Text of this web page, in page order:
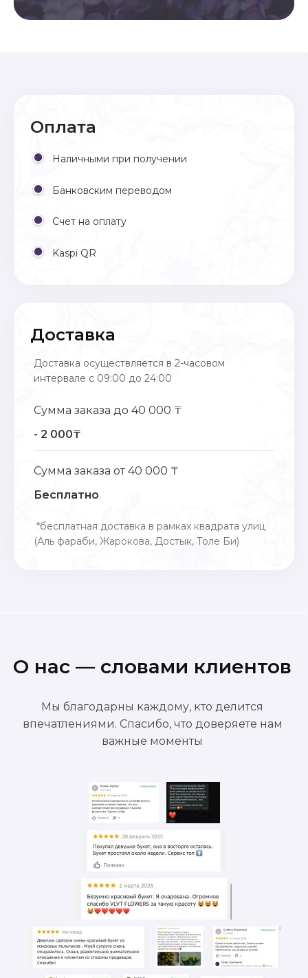
Оплата
Наличными при получении
Банковским переводом
Счет на оплату
Kaspi QR
Доставка
Доставка осуществляется в 2-часовом
интервале с 09:00 до 24:00
Сумма заказа до 40 000 ₸
- 2 000₸
Сумма заказа от 40 000 ₸
Бесплатно
*бесплатная доставка в рамках квадрата улиц
(Аль фараби, Жарокова, Достык, Толе Би)
О нас — словами клиентов
Мы благодарны каждому, кто делится
впечатлениями. Спасибо, что доверяете нам
важные моменты